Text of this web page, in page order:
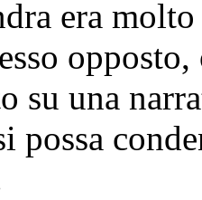
era
su una
possa